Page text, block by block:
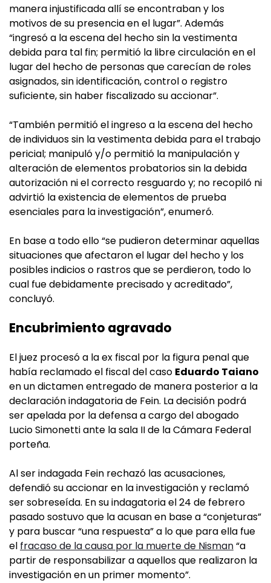
manera injustificada allí se encontraban y los
motivos de su presencia en el lugar”. Además
“ingresó a la escena del hecho sin la vestimenta
debida para tal fin; permitió la libre circulación en el
lugar del hecho de personas que carecían de roles
asignados, sin identificación, control o registro
suficiente, sin haber fiscalizado su accionar”.
“También permitió el ingreso a la escena del hecho
de individuos sin la vestimenta debida para el trabajo
pericial; manipuló y/o permitió la manipulación y
alteración de elementos probatorios sin la debida
autorización ni el correcto resguardo y; no recopiló ni
advirtió la existencia de elementos de prueba
esenciales para la investigación”, enumeró.
En base a todo ello “se pudieron determinar aquellas
situaciones que afectaron el lugar del hecho y los
posibles indicios o rastros que se perdieron, todo lo
cual fue debidamente precisado y acreditado”,
concluyó.
Encubrimiento agravado
El juez procesó a la ex fiscal por la figura penal que
había reclamado el fiscal del caso Eduardo Taiano
en un dictamen entregado de manera posterior a la
declaración indagatoria de Fein. La decisión podrá
ser apelada por la defensa a cargo del abogado
Lucio Simonetti ante la sala II de la Cámara Federal
porteña.
Al ser indagada Fein rechazó las acusaciones,
defendió su accionar en la investigación y reclamó
ser sobreseída. En su indagatoria el 24 de febrero
pasado sostuvo que la acusan en base a “conjeturas”
y para buscar “una respuesta” a lo que para ella fue
el fracaso de la causa por la muerte de Nisman“a
partir de responsabilizar a aquellos que realizaron la
investigación en un primer momento”.